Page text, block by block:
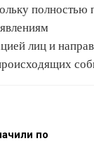
лиц и
по